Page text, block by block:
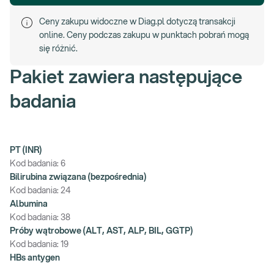
Ceny zakupu widoczne w Diag.pl dotyczą transakcji
online. Ceny podczas zakupu w punktach pobrań mogą
się różnić.
Pakiet zawiera następujące
badania
PT (INR)
Kod badania: 6
Bilirubina związana (bezpośrednia)
Kod badania: 24
Albumina
Kod badania: 38
Próby wątrobowe (ALT, AST, ALP, BIL, GGTP)
Kod badania: 19
HBs antygen